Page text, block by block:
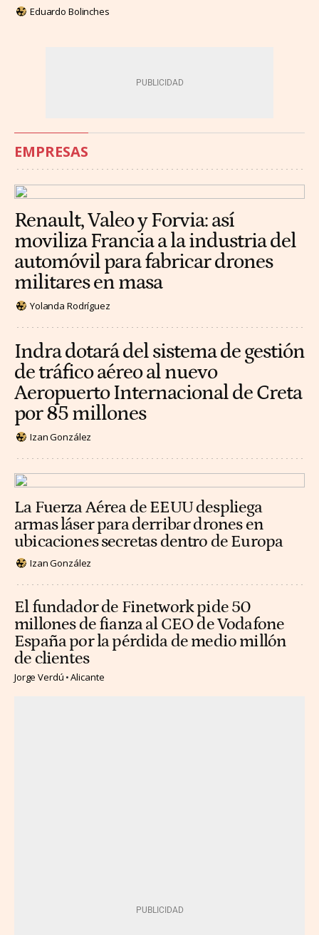
Eduardo Bolinches
EMPRESAS
Renault, Valeo y Forvia: así
moviliza Francia a la industria del
automóvil para fabricar drones
militares en masa
Yolanda Rodríguez
Indra dotará del sistema de gestión
de tráfico aéreo al nuevo
Aeropuerto Internacional de Creta
por 85 millones
Izan González
La Fuerza Aérea de EEUU despliega
armas láser para derribar drones en
ubicaciones secretas dentro de Europa
Izan González
El fundador de Finetwork pide 50
millones de fianza al CEO de Vodafone
España por la pérdida de medio millón
de clientes
Jorge Verdú Alicante